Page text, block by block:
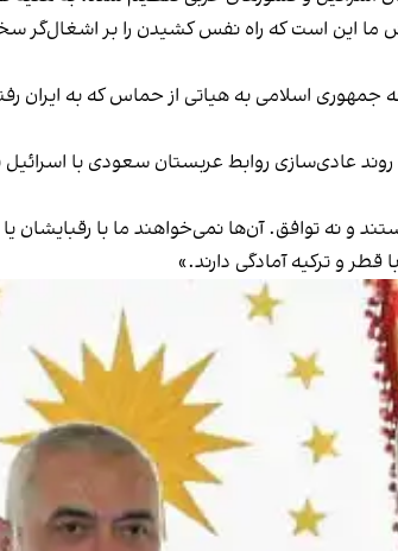
این است که راه نفس‌ کشیدن را بر اشغال‌گر
اسلامی به هیاتی از حماس که به ایران رفته
عادی‌سازی روابط عربستان سعودی با
و نه توافق. آن‌ها نمی‌خواهند ما با رقبایشان
قطر و ترکیه آمادگی دارند.»